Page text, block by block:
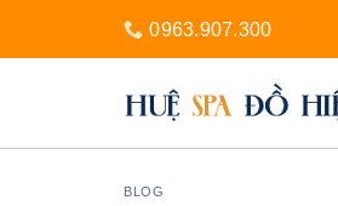
0963.907.300
BLOG